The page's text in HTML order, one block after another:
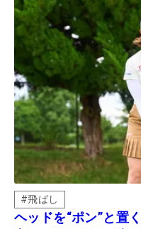
#飛ばし
ヘッドを“ポン”と置